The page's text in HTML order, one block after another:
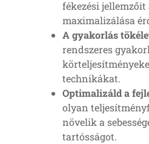
fékezési
maximalizálása
A gyakorlás
rendszeres
technikákat.
Optimalizáld a
olyan
növelik a
tartósságot.